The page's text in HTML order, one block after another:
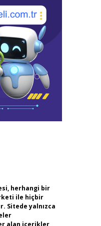
herhangi bir
ile hiçbir
Sitede yalnızca
alan içerikler